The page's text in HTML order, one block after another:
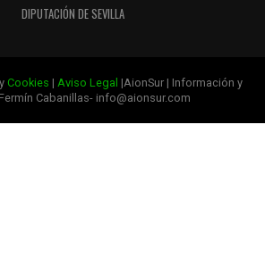
DIPUTACIÓN DE SEVILLA
y Cookies | Aviso Legal |AionSur | Información y
Cabanillas- info@aionsur.com